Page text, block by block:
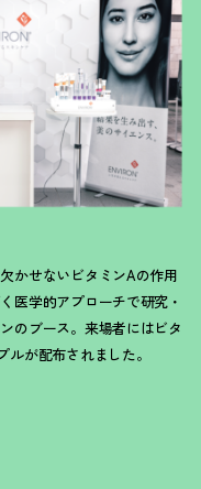
かせないビタミンAの作用
医学的アプローチで研究・
のブース。来場者にはビタ
が配布されました。